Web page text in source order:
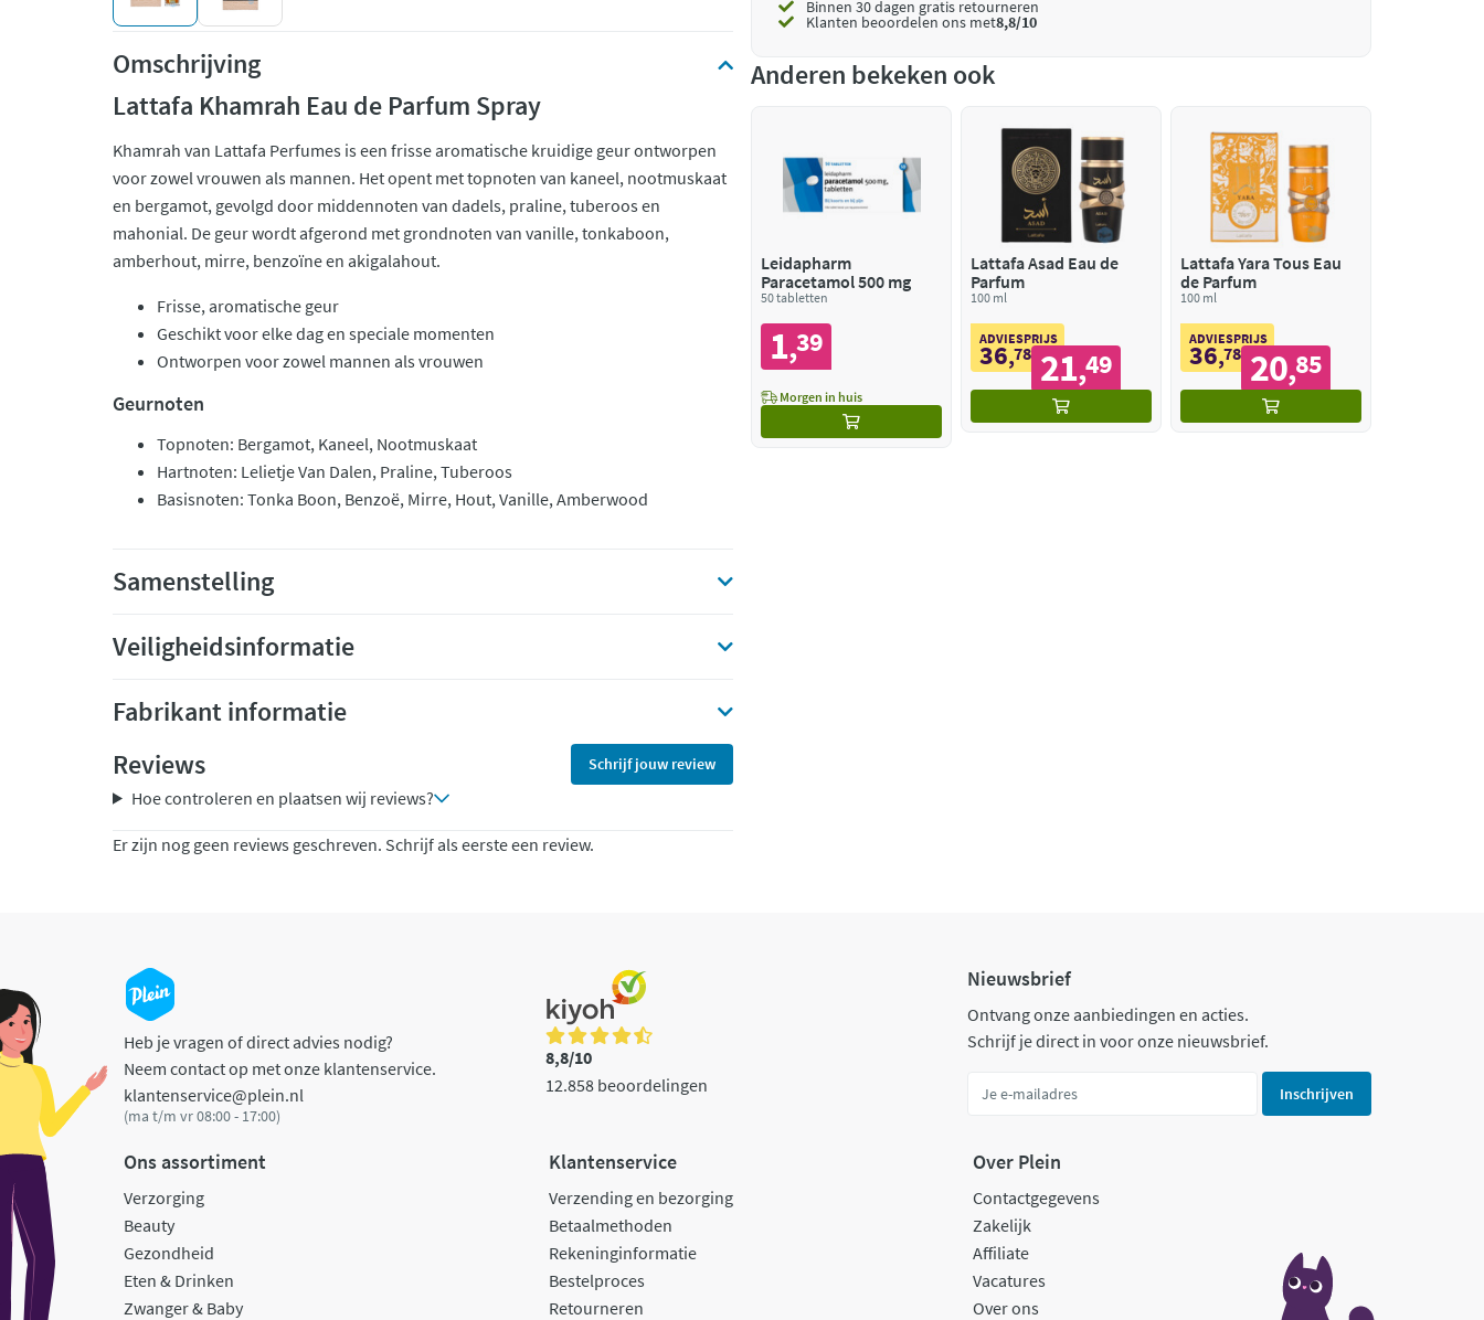
Omschrijving
Lattafa Khamrah Eau de Parfum Spray
Khamrah van Lattafa Perfumes is een frisse aromatische kruidige geur ontworpen
voor zowel vrouwen als mannen. Het opent met topnoten van kaneel, nootmuskaat
en bergamot, gevolgd door middennoten van dadels, praline, tuberoos en
mahonial. De geur wordt afgerond met grondnoten van vanille, tonkaboon,
amberhout, mirre, benzoïne en akigalahout.
Frisse, aromatische geur
Geschikt voor elke dag en speciale momenten
Ontworpen voor zowel mannen als vrouwen
Geurnoten
Topnoten: Bergamot, Kaneel, Nootmuskaat
Hartnoten: Lelietje Van Dalen, Praline, Tuberoos
Basisnoten: Tonka Boon, Benzoë, Mirre, Hout, Vanille, Amberwood
Samenstelling
Veiligheidsinformatie
Fabrikant informatie
Reviews
Schrijf jouw review
Hoe controleren en plaatsen wij reviews?
Er zijn nog geen reviews geschreven. Schrijf als eerste een review.
Binnen 30 dagen gratis retourneren
Klanten beoordelen ons met8,8/10
Anderen bekeken ook
Leidapharm
Paracetamol 500 mg
50 tabletten
1,39
Morgen in huis
Lattafa Asad Eau de
Parfum
100 ml
ADVIESPRIJS
36,78 21,49
Lattafa Yara Tous Eau
de Parfum
100 ml
ADVIESPRIJS
36,78 20,85
Heb je vragen of direct advies nodig?
Neem contact op met onze klantenservice.
klantenservice@plein.nl
(ma t/m vr 08:00 - 17:00)
8,8/10
12.858 beoordelingen
Nieuwsbrief
Ontvang onze aanbiedingen en acties.
Schrijf je direct in voor onze nieuwsbrief.
Inschrijven
Ons assortiment
Verzorging
Beauty
Gezondheid
Eten & Drinken
Zwanger & Baby
Klantenservice
Verzending en bezorging
Betaalmethoden
Rekeninginformatie
Bestelproces
Retourneren
Over Plein
Contactgegevens
Zakelijk
Affiliate
Vacatures
Over ons